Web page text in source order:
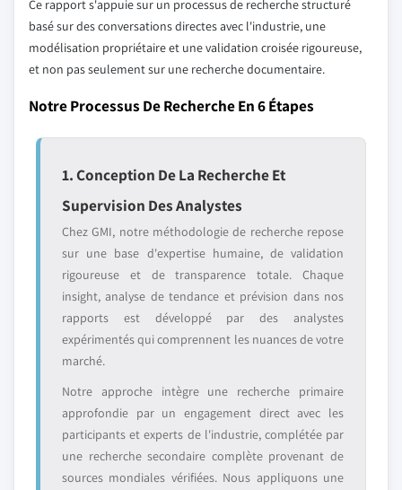
Ce rapport s'appuie sur un processus de recherche structuré
basé sur des conversations directes avec l'industrie, une
modélisation propriétaire et une validation croisée rigoureuse,
et non pas seulement sur une recherche documentaire.
Notre Processus De Recherche En 6 Étapes
1. Conception De La Recherche Et
Supervision Des Analystes
Chez GMI, notre méthodologie de recherche repose
sur une base d'expertise humaine, de validation
rigoureuse et de transparence totale. Chaque
insight, analyse de tendance et prévision dans nos
rapports est développé par des analystes
expérimentés qui comprennent les nuances de votre
marché.
Notre approche intègre une recherche primaire
approfondie par un engagement direct avec les
participants et experts de l'industrie, complétée par
une recherche secondaire complète provenant de
sources mondiales vérifiées. Nous appliquons une